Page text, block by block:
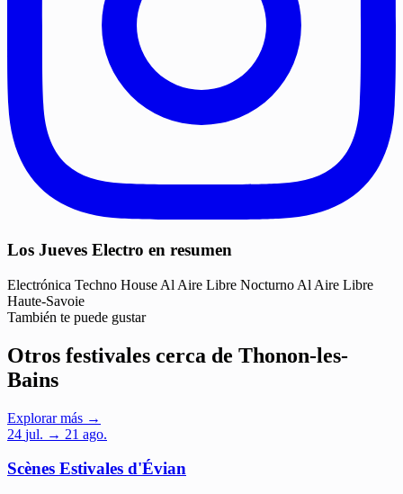
Los Jueves Electro en resumen
Electrónica Techno House Al Aire Libre Nocturno Al Aire Libre
Haute-Savoie
También te puede gustar
Otros festivales cerca de Thonon-les-
Bains
Explorar más →
24 jul. → 21 ago.
Scènes Estivales d'Évian